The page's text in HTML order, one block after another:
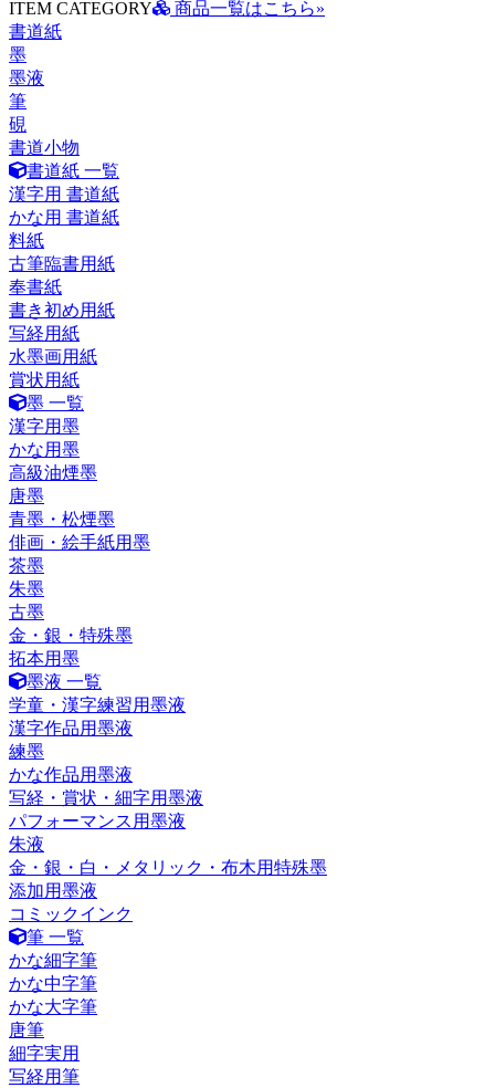
ITEM CATEGORY
商品一覧はこちら»
書道紙
墨
墨液
筆
硯
書道小物
書道紙 一覧
漢字用 書道紙
かな用 書道紙
料紙
古筆臨書用紙
奉書紙
書き初め用紙
写経用紙
水墨画用紙
賞状用紙
墨 一覧
漢字用墨
かな用墨
高級油煙墨
唐墨
青墨・松煙墨
俳画・絵手紙用墨
茶墨
朱墨
古墨
金・銀・特殊墨
拓本用墨
墨液 一覧
学童・漢字練習用墨液
漢字作品用墨液
練墨
かな作品用墨液
写経・賞状・細字用墨液
パフォーマンス用墨液
朱液
金・銀・白・メタリック・布木用特殊墨
添加用墨液
コミックインク
筆 一覧
かな細字筆
かな中字筆
かな大字筆
唐筆
細字実用
写経用筆